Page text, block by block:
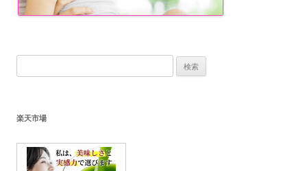
索:
楽天市場